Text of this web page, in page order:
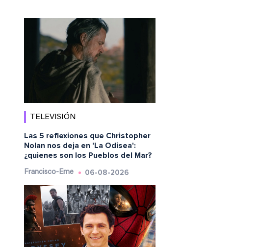
TELEVISIÓN
Las 5 reflexiones que Christopher
Nolan nos deja en 'La Odisea':
¿quienes son los Pueblos del Mar?
Francisco-Eme 06-08-2026